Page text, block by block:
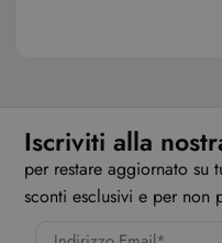
Iscriviti alla
per restare aggiornato su
sconti esclusivi e per non